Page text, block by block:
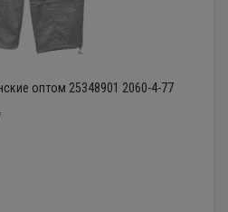
оптом 25348901 2060-4-77